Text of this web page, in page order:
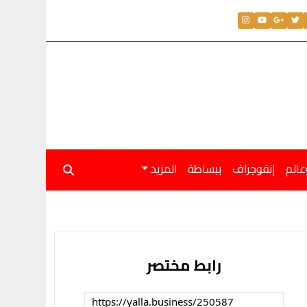
إنفوجراف ببساطة المزيد
رابط مختصر